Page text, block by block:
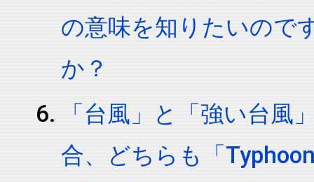
の意味を知りたいので
か？
「台風」と「強い台風
合、どちらも「